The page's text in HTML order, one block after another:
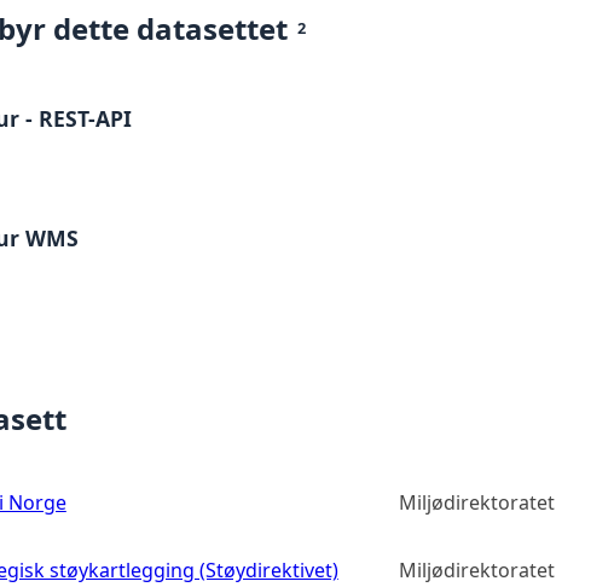
dette datasettet 2
REST-API
WMS
Norge Miljødirektoratet
støykartlegging (Støydirektivet) Miljødirektoratet